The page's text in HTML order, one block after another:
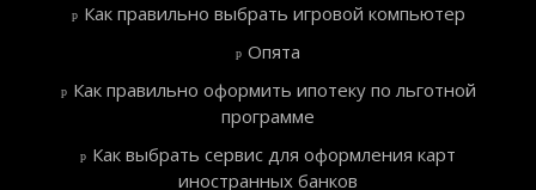
Как правильно выбрать игровой компьютер
Опята
Как правильно оформить ипотеку по льготной
программе
Как выбрать сервис для оформления карт
иностранных банков